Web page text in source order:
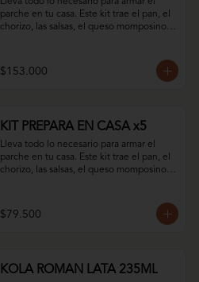
parche en tu casa. Este kit trae el pan, el
chorizo, las salsas, el queso momposino y
$153.000
KIT PREPARA EN CASA x5
Lleva todo lo necesario para armar el
parche en tu casa. Este kit trae el pan, el
chorizo, las salsas, el queso momposino y
$79.500
KOLA ROMAN LATA 235ML